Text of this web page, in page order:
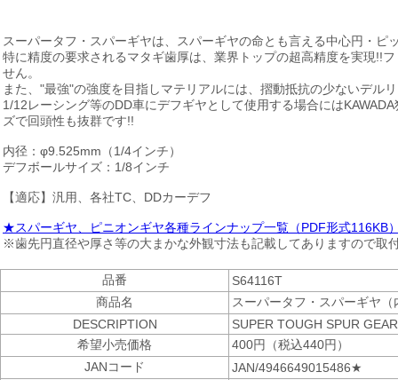
スーパータフ・スパーギヤは、スパーギヤの命とも言える中心円・
特に精度の要求されるマタギ歯厚は、業界トップの超高精度を実現!!
せん。
また、"最強"の強度を目指しマテリアルには、摺動抵抗の少ないデル
1/12レーシング等のDD車にデフギヤとして使用する場合には
ズで回頭性も抜群です!!
内径：φ9.525mm（1/4インチ）
デフボールサイズ：1/8インチ
【適応】汎用、各社TC、DDカーデフ
★スパーギヤ、ピニオンギヤ各種ラインナップ一覧（PDF形式116KB
※歯先円直径や厚さ等の大まかな外観寸法も記載してありますので取
品番
S64116T
商品名
スーパータフ・スパーギヤ
DESCRIPTION
SUPER TOUGH SPUR
希望小売価格
400円（税込440円）
JANコード
JAN/4946649015486★